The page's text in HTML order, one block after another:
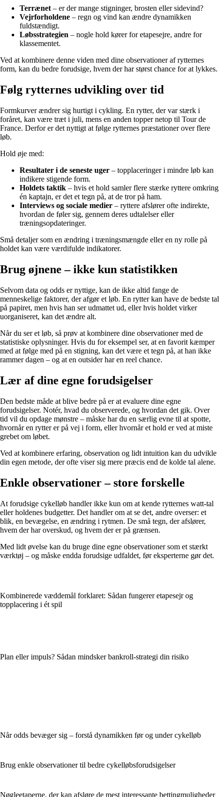
Terrænet– er der mange stigninger, brosten eller sidevind?
Vejrforholdene – regn og vind kan ændre dynamikken
fuldstændigt.
Løbsstrategien – nogle hold kører for etapesejre, andre for
klassementet.
Ved at kombinere denne viden med dine observationer af rytternes
form, kan du bedre forudsige, hvem der har størst chance for at lykkes.
Følg rytternes udvikling over tid
Formkurver ændrer sig hurtigt i cykling. En rytter, der var stærk i
foråret, kan være træt i juli, mens en anden topper netop til Tour de
France. Derfor er det nyttigt at følge rytternes præstationer over flere
løb.
Hold øje med:
Resultater i de seneste uger – topplaceringer i mindre løb kan
indikere stigende form.
Holdets taktik – hvis et hold samler flere stærke ryttere omkring
én kaptajn, er det et tegn på, at de tror på ham.
Interviews og sociale medier – ryttere afslører ofte indirekte,
hvordan de føler sig, gennem deres udtalelser eller
træningsopdateringer.
Små detaljer som en ændring i træningsmængde eller en ny rolle på
holdet kan være værdifulde indikatorer.
Brug øjnene – ikke kun statistikken
Selvom data og odds er nyttige, kan de ikke altid fange de
menneskelige faktorer, der afgør et løb. En rytter kan have de bedste tal
på papiret, men hvis han ser udmattet ud, eller hvis holdet virker
uorganiseret, kan det ændre alt.
Når du ser et løb, så prøv at kombinere dine observationer med de
statistiske oplysninger. Hvis du for eksempel ser, at en favorit kæmper
med at følge med på en stigning, kan det være et tegn på, at han ikke
rammer dagen – og at en outsider har en reel chance.
Lær af dine egne forudsigelser
Den bedste måde at blive bedre på er at evaluere dine egne
forudsigelser. Notér, hvad du observerede, og hvordan det gik. Over
tid vil du opdage mønstre – måske har du en særlig evne til at spotte,
hvornår en rytter er på vej i form, eller hvornår et hold er ved at miste
grebet om løbet.
Ved at kombinere erfaring, observation og lidt intuition kan du udvikle
din egen metode, der ofte viser sig mere præcis end de kolde tal alene.
Enkle observationer – store forskelle
At forudsige cykelløb handler ikke kun om at kende rytternes watt-tal
eller holdenes budgetter. Det handler om at se det, andre overser: et
blik, en bevægelse, en ændring i rytmen. De små tegn, der afslører,
hvem der har overskud, og hvem der er på grænsen.
Med lidt øvelse kan du bruge dine egne observationer som et stærkt
værktøj – og måske endda forudsige udfaldet, før eksperterne gør det.
Kombinerede væddemål forklaret: Sådan fungerer etapesejr og
topplacering i ét spil
Plan eller impuls? Sådan mindsker bankroll-strategi din risiko
Når odds bevæger sig – forstå dynamikken før og under cykelløb
Brug enkle observationer til bedre cykelløbsforudsigelser
Nøgleetaperne, der kan afsløre de mest interessante bettingmuligheder